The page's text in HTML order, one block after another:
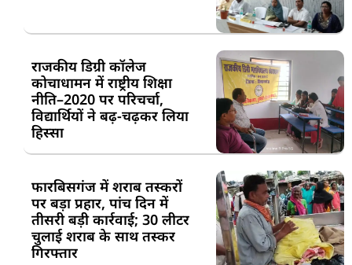
राजकीय डिग्री कॉलेज
कोचाधामन में राष्ट्रीय शिक्षा
नीति–2020 पर परिचर्चा,
विद्यार्थियों ने बढ़-चढ़कर लिया
हिस्सा
फारबिसगंज में शराब तस्करों
पर बड़ा प्रहार, पांच दिन में
तीसरी बड़ी कार्रवाई; 30 लीटर
चुलाई शराब के साथ तस्कर
गिरफ्तार